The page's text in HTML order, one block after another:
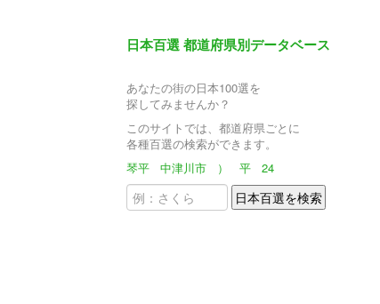
日本百選 都道府県別データベース
あなたの街の日本100選を
探してみませんか？
このサイトでは、都道府県ごとに
各種百選の検索ができます。
琴平
中津川市 ） 平 24